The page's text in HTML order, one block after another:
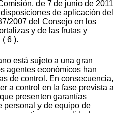
de 7 de junio de 2011
de aplicación del
2007 del Consejo en los
y de las frutas y
6 ).
está sujeto a una gran
agentes económicos han
de control. En consecuencia,
a control en la fase prevista a
presenten garantías
personal y de equipo de